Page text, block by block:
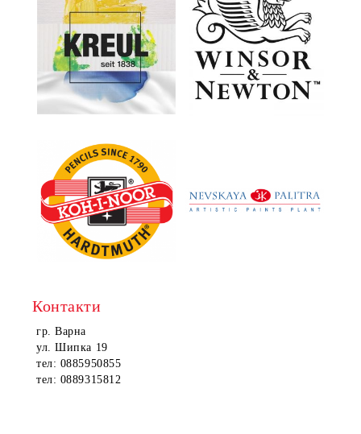
Контакти
гр. Варна
ул. Шипка 19
тел: 0885950855
тел: 0889315812